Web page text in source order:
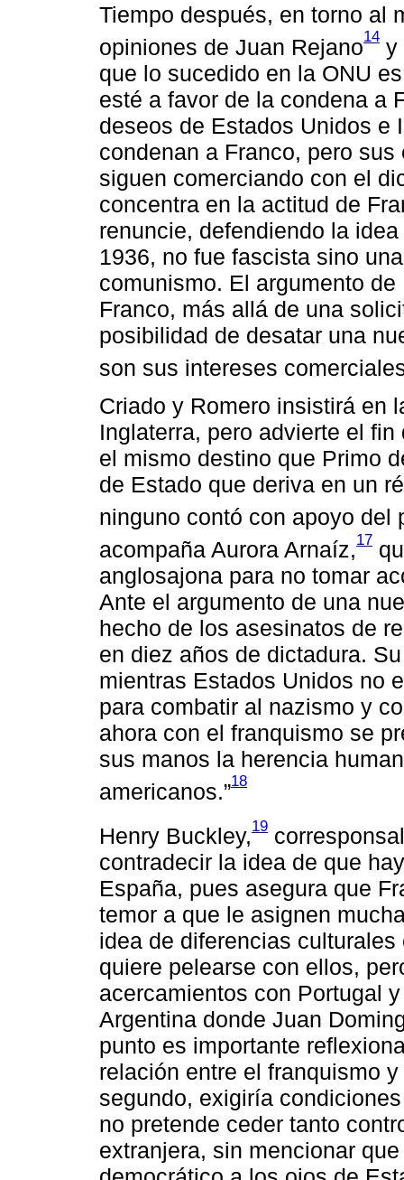
Tiempo después, en torno al
opiniones de Juan Rejano14 y
que lo sucedido en la ONU
esté a favor de la condena a
deseos de Estados Unidos e
condenan a Franco, pero
siguen comerciando con el
concentra en la actitud de
renuncie, defendiendo la
1936, no fue fascista sino
comunismo. El argumento
Franco, más allá de una
posibilidad de desatar una
son sus intereses
Criado y Romero insistirá en
Inglaterra, pero advierte el
el mismo destino que Primo
de Estado que deriva en un
ninguno contó con apoyo del
acompaña Aurora Arnaíz,17
anglosajona para no tomar
Ante el argumento de una
hecho de los asesinatos de
en diez años de dictadura.
mientras Estados Unidos no
para combatir al nazismo y
ahora con el franquismo se
sus manos la herencia
americanos.”18
Henry Buckley,19
contradecir la idea de que
España, pues asegura que
temor a que le asignen
idea de diferencias
quiere pelearse con ellos,
acercamientos con Portugal
Argentina donde Juan
punto es importante
relación entre el franquismo
segundo, exigiría
no pretende ceder tanto
extranjera, sin mencionar